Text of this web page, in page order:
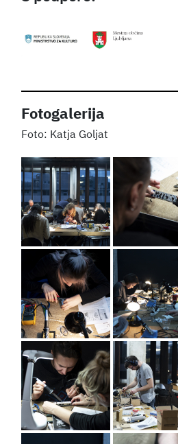
Fotogalerija
Katja Goljat